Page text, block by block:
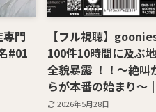
専門
#01
【フル視聴】
100件10時間に及ぶ
全貌暴露 ！！～絶叫
らが本番の始まり～
2026年5月28日